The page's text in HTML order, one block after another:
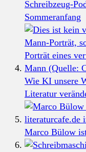
Schreibzeug-
Sommeranfang
Wie KI unsere
Literatur
Marco Bülow